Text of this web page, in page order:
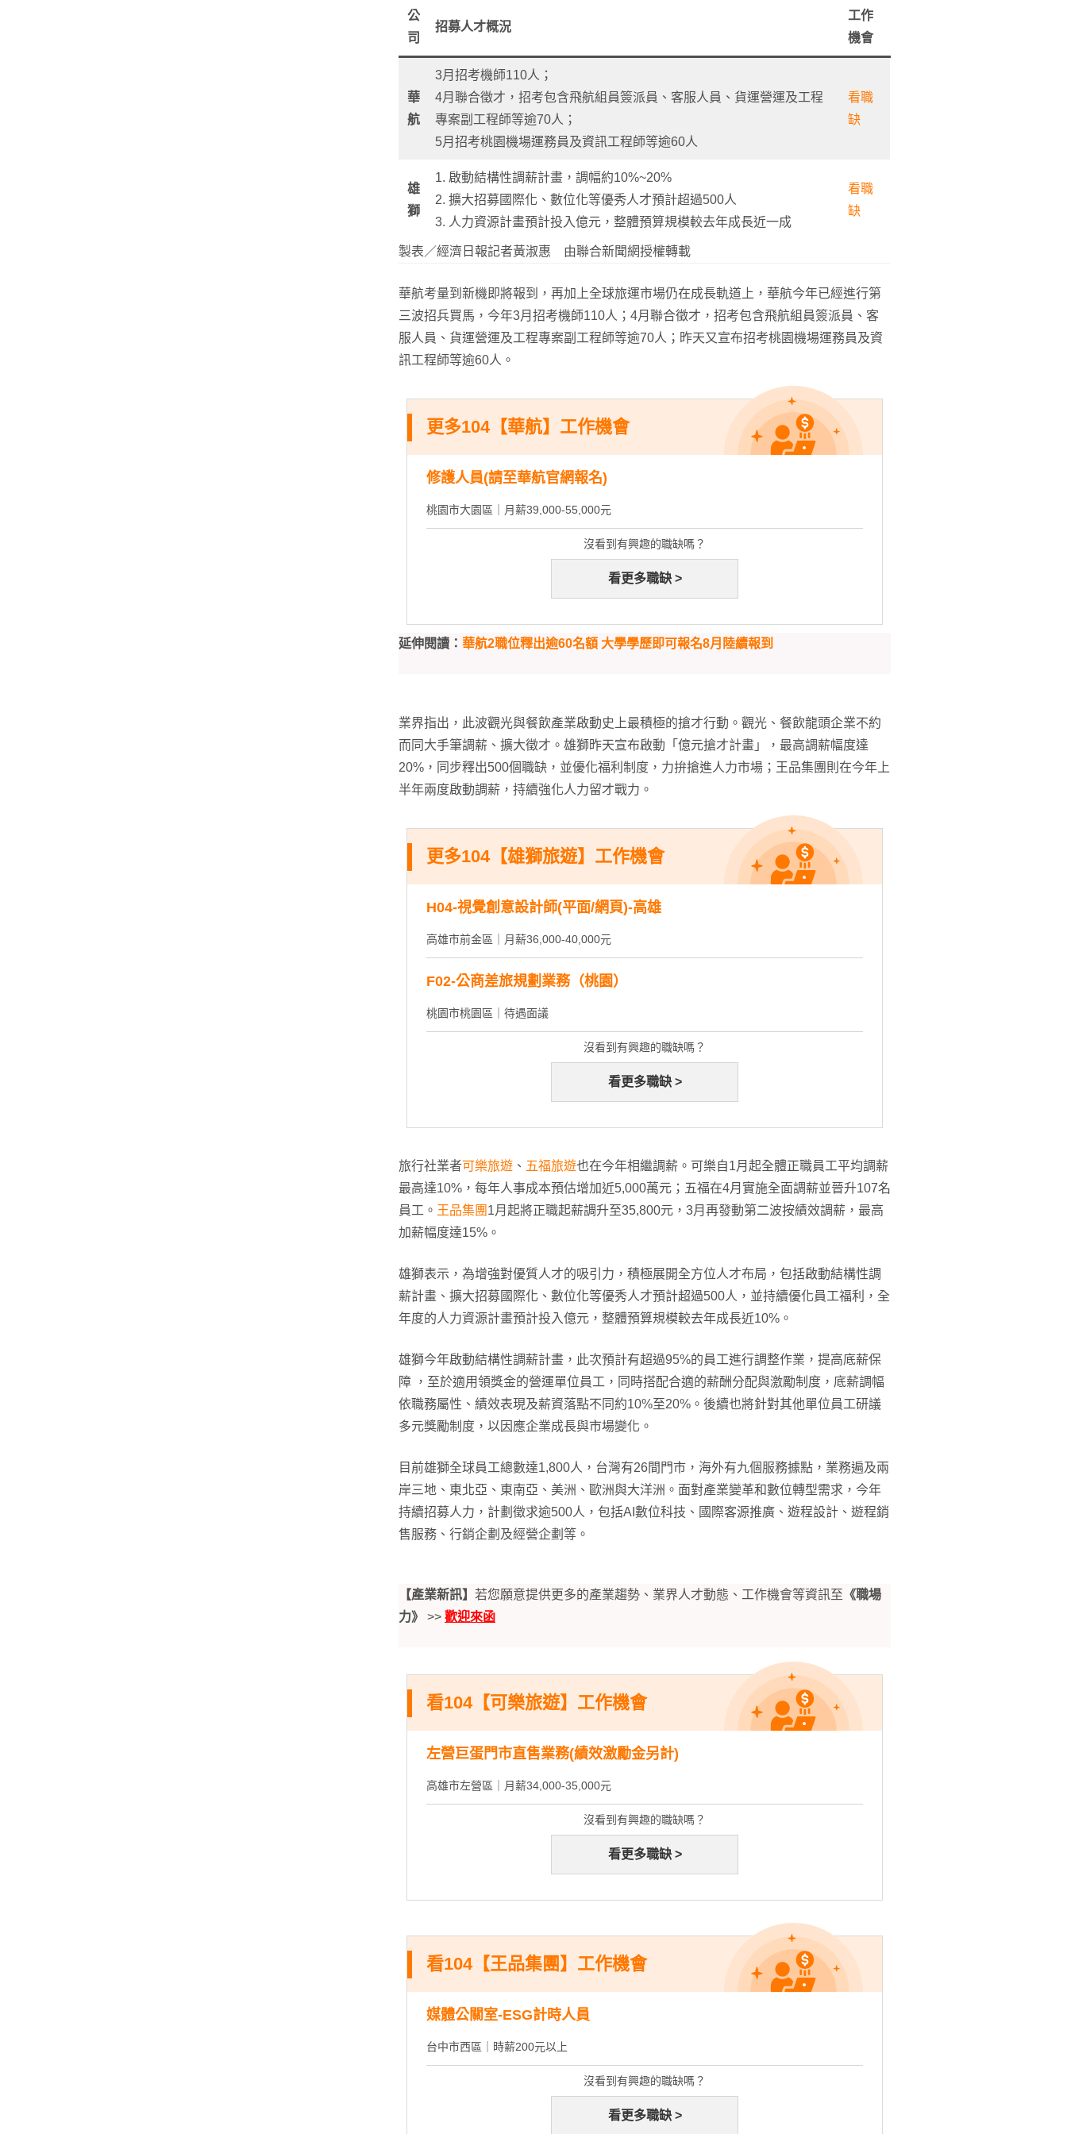
公
司
招募人才概況
工作
機會
華
航
3月招考機師110人；
4月聯合徵才，招考包含飛航組員簽派員、客服人員、貨運營運及工程
專案副工程師等逾70人；
5月招考桃園機場運務員及資訊工程師等逾60人
看職
缺
雄
獅
1. 啟動結構性調薪計畫，調幅約10%~20%
2. 擴大招募國際化、數位化等優秀人才預計超過500人
3. 人力資源計畫預計投入億元，整體預算規模較去年成長近一成
看職
缺
製表／經濟日報記者黃淑惠 由聯合新聞網授權轉載
華航考量到新機即將報到，再加上全球旅運市場仍在成長軌道上，華航今年已經進行第
三波招兵買馬，今年3月招考機師110人；4月聯合徵才，招考包含飛航組員簽派員、客
服人員、貨運營運及工程專案副工程師等逾70人；昨天又宣布招考桃園機場運務員及資
訊工程師等逾60人。
更多104【華航】工作機會
修護人員(請至華航官網報名)
桃園市大園區｜月薪39,000-55,000元
沒看到有興趣的職缺嗎？
看更多職缺 >
延伸閱讀： 華航2職位釋出逾60名額 大學學歷即可報名8月陸續報到
業界指出，此波觀光與餐飲產業啟動史上最積極的搶才行動。觀光、餐飲龍頭企業不約
而同大手筆調薪、擴大徵才。雄獅昨天宣布啟動「億元搶才計畫」，最高調薪幅度達
20%，同步釋出500個職缺，並優化福利制度，力拚搶進人力市場；王品集團則在今年上
半年兩度啟動調薪，持續強化人力留才戰力。
更多104【雄獅旅遊】工作機會
H04-視覺創意設計師(平面/網頁)-高雄
高雄市前金區｜月薪36,000-40,000元
F02-公商差旅規劃業務（桃園）
桃園市桃園區｜待遇面議
沒看到有興趣的職缺嗎？
看更多職缺 >
旅行社業者可樂旅遊 、 五福旅遊也在今年相繼調薪。可樂自1月起全體正職員工平均調薪
最高達10%，每年人事成本預估增加近5,000萬元；五福在4月實施全面調薪並晉升107名
員工。 王品集團 1月起將正職起薪調升至35,800元，3月再發動第二波按績效調薪，最高
加薪幅度達15%。
雄獅表示，為增強對優質人才的吸引力，積極展開全方位人才布局，包括啟動結構性調
薪計畫、擴大招募國際化、數位化等優秀人才預計超過500人，並持續優化員工福利，全
年度的人力資源計畫預計投入億元，整體預算規模較去年成長近10%。
雄獅今年啟動結構性調薪計畫，此次預計有超過95%的員工進行調整作業，提高底薪保
障 ，至於適用領獎金的營運單位員工，同時搭配合適的薪酬分配與激勵制度，底薪調幅
依職務屬性、績效表現及薪資落點不同約10%至20%。後續也將針對其他單位員工研議
多元獎勵制度，以因應企業成長與市場變化。
目前雄獅全球員工總數達1,800人，台灣有26間門市，海外有九個服務據點，業務遍及兩
岸三地、東北亞、東南亞、美洲、歐洲與大洋洲。面對產業變革和數位轉型需求，今年
持續招募人力，計劃徵求逾500人，包括AI數位科技、國際客源推廣、遊程設計、遊程銷
售服務、行銷企劃及經營企劃等。
【產業新訊】 若您願意提供更多的產業趨勢、業界人才動態、工作機會等資訊至 《職場
力》
>> 歡迎來函
看104【可樂旅遊】工作機會
左營巨蛋門市直售業務(績效激勵金另計)
高雄市左營區｜月薪34,000-35,000元
沒看到有興趣的職缺嗎？
看更多職缺 >
看104【王品集團】工作機會
媒體公關室-ESG計時人員
台中市西區｜時薪200元以上
沒看到有興趣的職缺嗎？
看更多職缺 >